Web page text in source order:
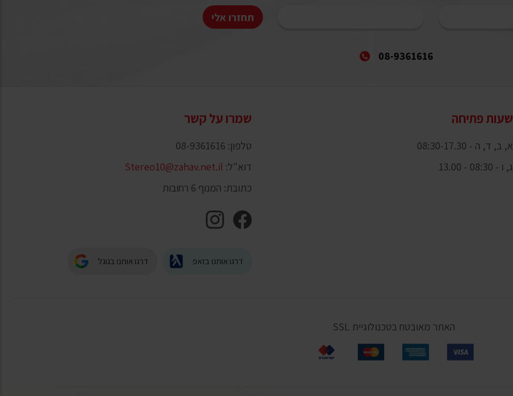
תחזרו אלי
08-9361616
שעות פתיחה
א, ב, ד, ה - 08:30-17.30
ג, ו - 08:30 - 13.00
שמרו על קשר
טלפון: 08-9361616
דוא"ל: Stereo10@zahav.net.il
כתובת: המנוף 6 רחובות
דרגו אותנו בזאפ דרגו אותנו בגוגל
האתר מאובטח בטכנולוגיית SSL